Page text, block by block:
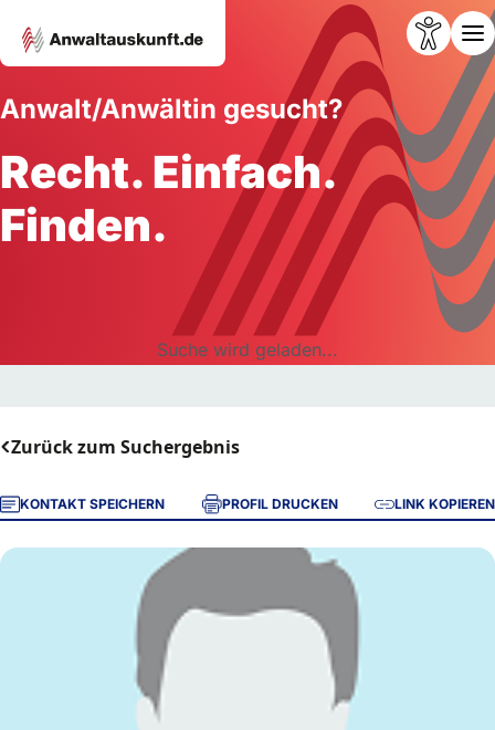
Anwalt/Anwältin gesucht?
Recht. Einfach.
Finden.
Suche wird geladen...
Zurück zum Suchergebnis
KONTAKT SPEICHERN PROFIL DRUCKEN LINK KOPIEREN